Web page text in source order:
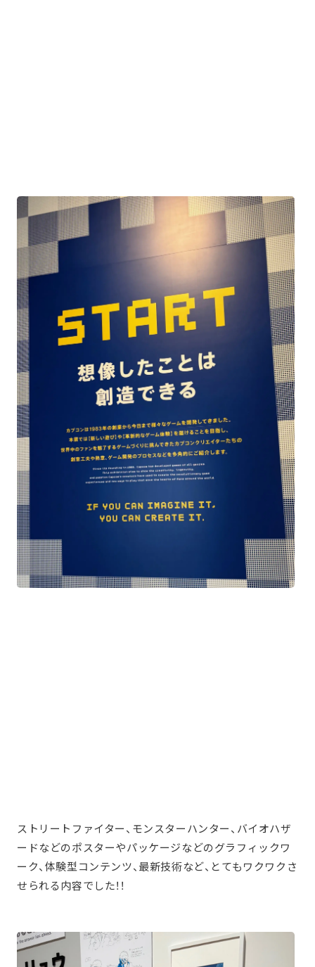
ストリートファイター、モンスターハンター、バイオハザ
ードなどのポスターやパッケージなどのグラフィックワ
ーク、体験型コンテンツ、最新技術など、とてもワクワクさ
せられる内容でした！！